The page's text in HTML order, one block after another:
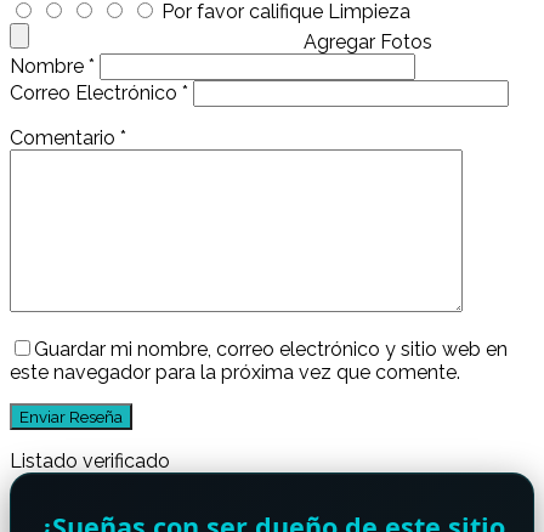
Por favor califique Limpieza
Agregar Fotos
Nombre *
Correo Electrónico *
Comentario *
Guardar mi nombre, correo electrónico y sitio web en
este navegador para la próxima vez que comente.
Listado verificado